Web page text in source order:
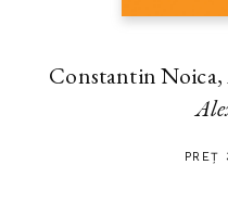
Constantin Noica,
PREȚ